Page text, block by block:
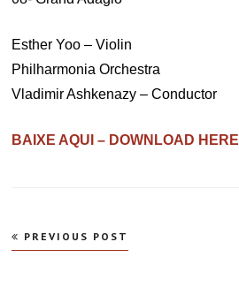
Esther Yoo – Violin
Philharmonia Orchestra
Vladimir Ashkenazy – Conductor
BAIXE AQUI – DOWNLOAD HERE
Navegação
de
PREVIOUS POST